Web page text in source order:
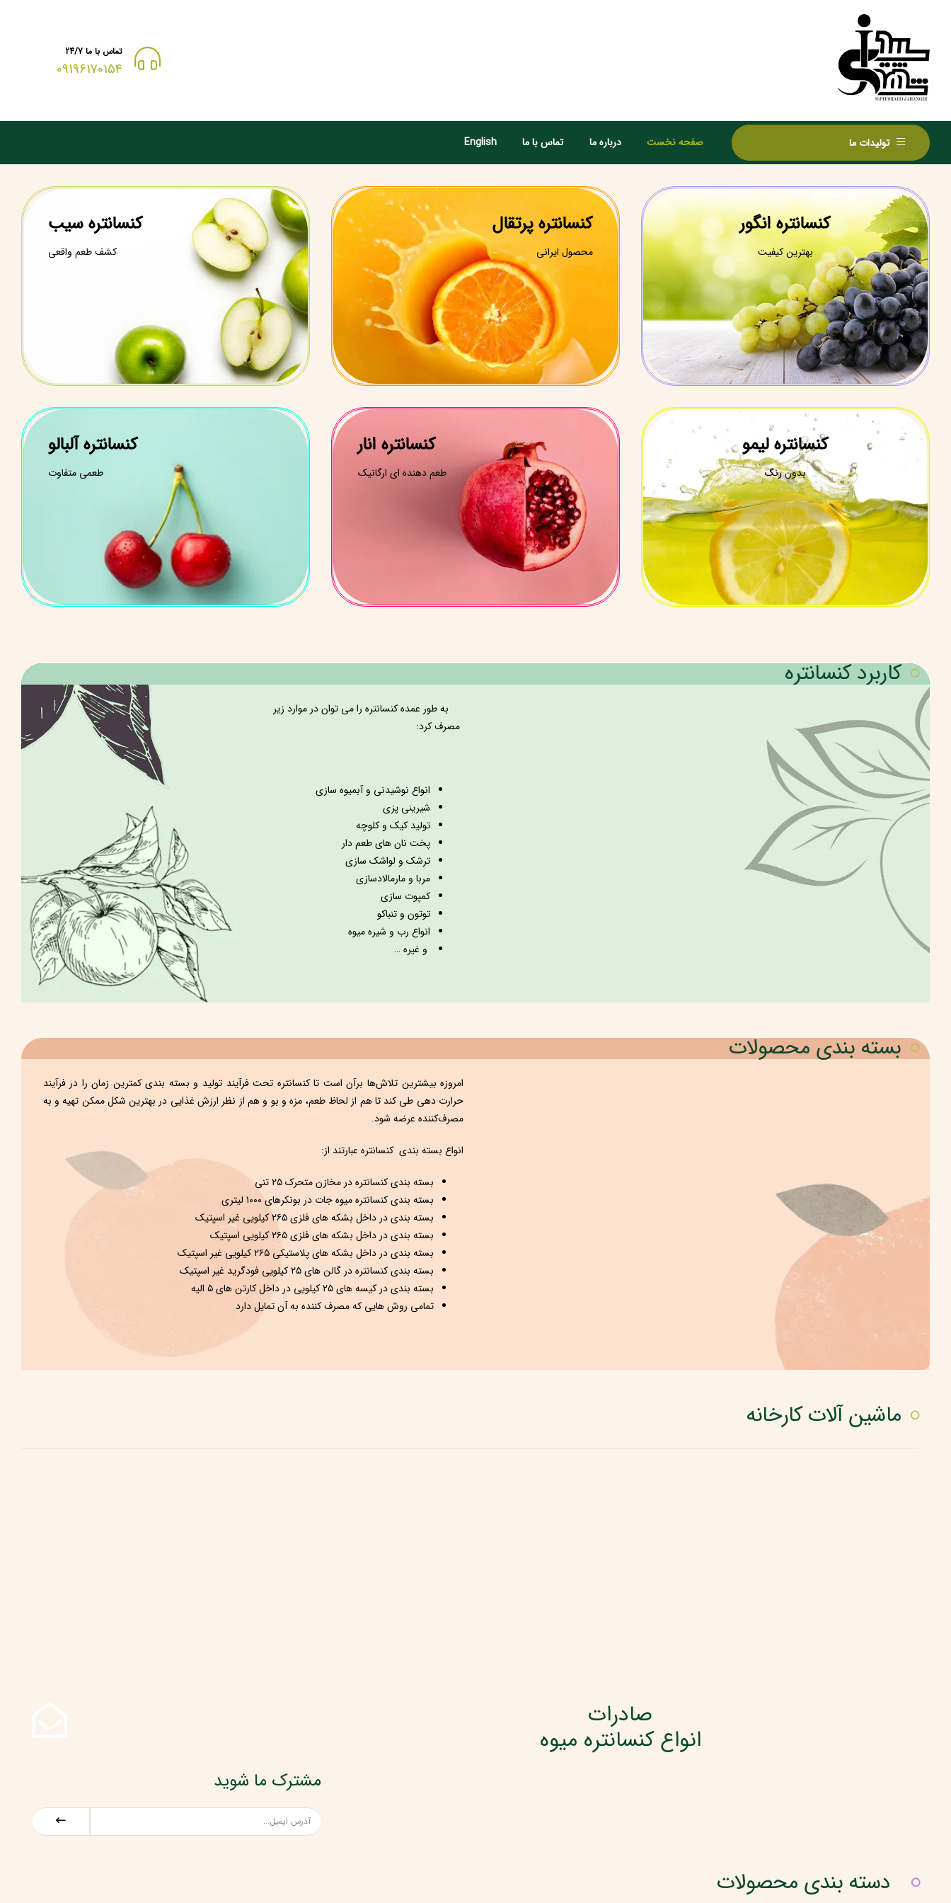
تماس با ما 24/7
09196170154
تولیدات ما صفحه نخست درباره ما تماس با ما English
کنسانتره انگور
بهترین کیفیت
کنسانتره پرتقال
محصول ایرانی
کنسانتره سیب
کشف طعم واقعی
کنسانتره لیمو
بدون رنگ
کنسانتره انار
طعم دهنده ای ارگانیک
کنسانتره آلبالو
طعمی متفاوت
کاربرد کنسانتره
به طور عمده کنسانتره را می توان در موارد زیر
مصرف کرد:
انواع نوشیدنی و آبمیوه سازی
شیرینی پزی
تولید کیک و کلوچه
پخت نان های طعم دار
ترشک و لواشک سازی
مربا و مارمالادسازی
کمپوت سازی
توتون و تنباکو
انواع رب و شیره میوه
و غیره …
بسته بندی محصولات
امروزه بيشترين تلاش‌ها برآن است تا کنسانتره تحت فرآيند توليد و بسته ‌بندی كمترين زمان را در فرآيند
حرارت ‌دهی طی كند تا هم از لحاظ طعم، مزه و بو و هم از نظر ارزش غذايی در بهترين شكل ممكن تهيه و به
مصرف‌كننده عرضه شود.
انواع بسته ‌بندی کنسانتره عبارتند از:
بسته بندی کنسانتره در مخازن متحرک ۲۵ تنی
بسته بندی کنسانتره میوه جات در بونکرهای ۱۰۰۰ لیتری
بسته بندی در داخل بشکه های فلزی ۲۶۵ کیلویی غیر اسپتیک
بسته بندی در داخل بشکه های فلزی ۲۶۵ کیلویی اسپتیک
بسته بندی در داخل بشکه های پلاستیکی ۲۶۵ کیلویی غیر اسپتیک
بسته بندی کنسانتره در گالن های ۲۵ کیلویی فودگرید غیر اسپتیک
بسته بندی در کیسه های ۲۵ کیلویی در داخل کارتن های ۵ الیه
تمامی روش هایی که مصرف کننده به آن تمایل دارد
ماشین آلات کارخانه
صادرات
انواع کنسانتره میوه
مشترک ما شوید
دسته‌ بندی محصولات